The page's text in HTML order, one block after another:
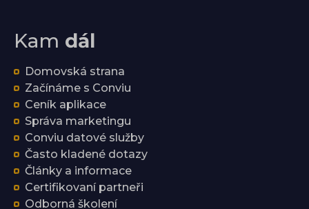
Kam dál
Domovská strana
Začínáme s Conviu
Ceník aplikace
Správa marketingu
Conviu datové služby
Často kladené dotazy
Články a informace
Certifikovaní partneři
Odborná školení